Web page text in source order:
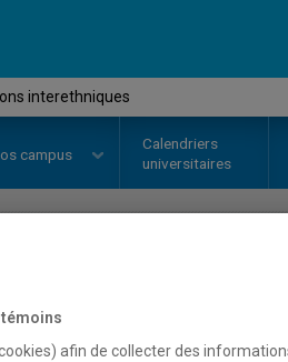
interethniques
campus
Calendriers
universitaires
afin de collecter des